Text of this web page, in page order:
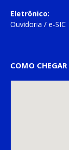
Eletrônico:
Ouvidoria / e-SIC
COMO CHEGAR